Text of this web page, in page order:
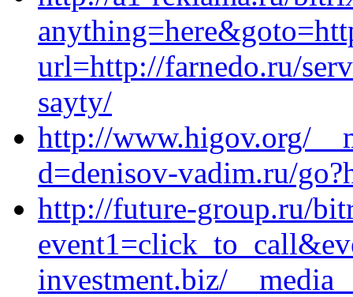
url=http://farnedo.ru/
sayty/
http://www.higov.org/
d=denisov-vadim.ru/
http://future-group.ru/
investment.biz/